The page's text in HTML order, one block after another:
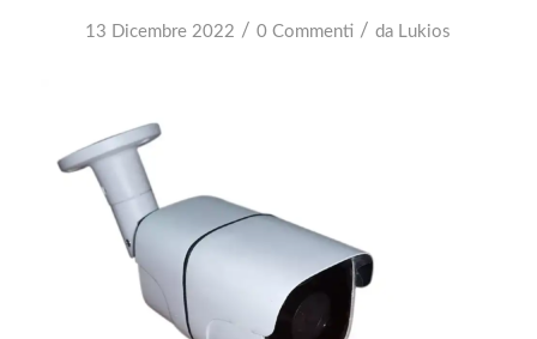
13 Dicembre 2022 / 0 Commenti / da Lukios